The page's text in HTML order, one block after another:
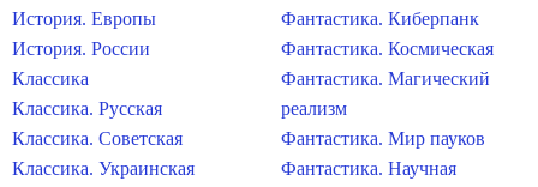
История. Европы
История. России
Классика
Классика. Русская
Классика. Советская
Классика. Украинская
Фантастика. Киберпанк
Фантастика. Космическая
Фантастика. Магический
реализм
Фантастика. Мир пауков
Фантастика. Научная